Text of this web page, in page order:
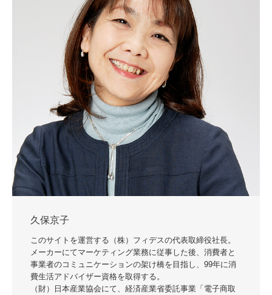
久保京子
このサイトを運営する（株）フィデスの代表取締役社長。
メーカーにてマーケティング業務に従事した後、消費者と
事業者のコミュニケーションの架け橋を目指し、99年に消
費生活アドバイザー資格を取得する。
（財）日本産業協会にて、経済産業省委託事業「電子商取